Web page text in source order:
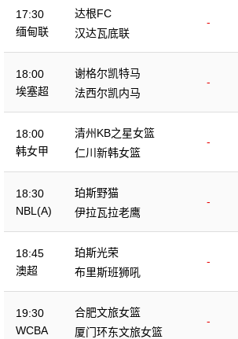
17:30
缅甸联
达根FC
-
汉达瓦底联
18:00
埃塞超
谢格尔凯特马
-
法西尔凯内马
18:00
韩女甲
清州KB之星女篮
-
仁川新韩女篮
18:30
NBL(A)
珀斯野猫
-
伊拉瓦拉老鹰
18:45
澳超
珀斯光荣
-
布里斯班狮吼
19:30
WCBA
合肥文旅女篮
-
厦门环东文旅女篮